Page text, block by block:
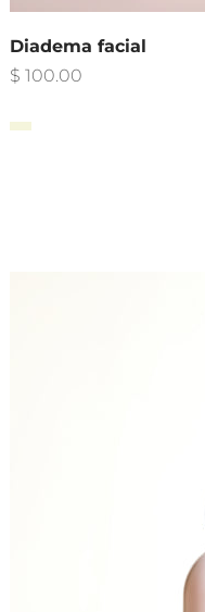
Diadema facial
Precio de oferta
$ 100.00
Rosa